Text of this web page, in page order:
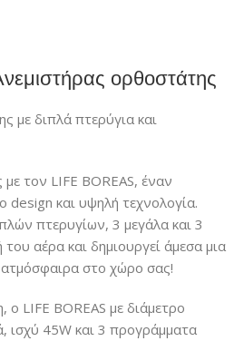
ορθοστάτης
με διπλά πτερύγια και
τον LIFE BOREAS, έναν
design και υψηλή τεχνολογία.
πτερυγίων, 3 μεγάλα και 3
αέρα και δημιουργεί άμεσα μια
στο χώρο σας!
LIFE BOREAS με διάμετρο
ισχύ 45W και 3 προγράμματα